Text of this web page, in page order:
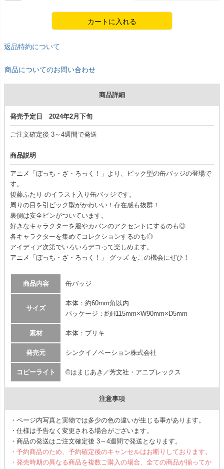
カートに入れる
返品特約について
商品についてのお問い合わせ
商品詳細
発売予定日 2024年2月下旬
ご注文確定後 3～4週間で発送
商品説明
アニメ「ぼっち・ざ・ろっく！」より、ピック型の缶バッジの登場で
す。
後藤ふたり のイラスト入り缶バッジです。
周りの目を引ピック型がかわいい！存在感も抜群！
裏側は安全ピンがついています。
好きなキャラクターを服やカバンのアクセントにするのも◎
各キャラクターを集めてコレクションするのも◎
アイディア次第でいろいろデコって楽しめます。
アニメ「ぼっち・ざ・ろっく！」 グッズ をこの機会にぜひ！
商品内容 缶バッジ
サイズ
本体：約60mm角以内
パッケージ：約H115mm×W90mm×D5mm
素材 本体：ブリキ
発売元 シンクイノベーション株式会社
コピーライト ©はまじあき／芳文社・アニプレックス
注意事項
・ページ内写真と実物では多少の色の違いが生じる事があります。
・仕様は予告なく変更される場合がございます。
・商品の発送はご注文確定後 3～4週間で発送となります。
・予約商品のため、予約確定後のキャンセルはお断りしております。
・発売時期の異なる商品を複数ご購入の場合、全ての商品が揃ってか